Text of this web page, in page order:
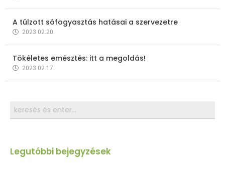
A túlzott sófogyasztás hatásai a szervezetre
2023.02.20.
Tökéletes emésztés: itt a megoldás!
2023.02.17.
Legutóbbi bejegyzések